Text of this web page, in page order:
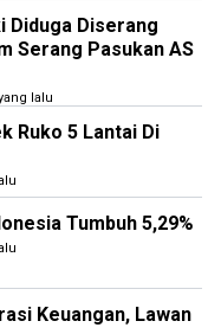
Diduga Diserang
Serang Pasukan AS
lalu
Ruko 5 Lantai Di
Tumbuh 5,29%
Keuangan, Lawan